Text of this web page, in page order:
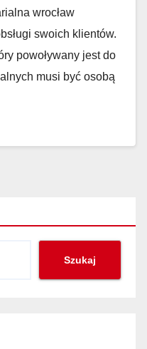
wrocław
swoich klientów.
powoływany jest do
musi być osobą
Szukaj